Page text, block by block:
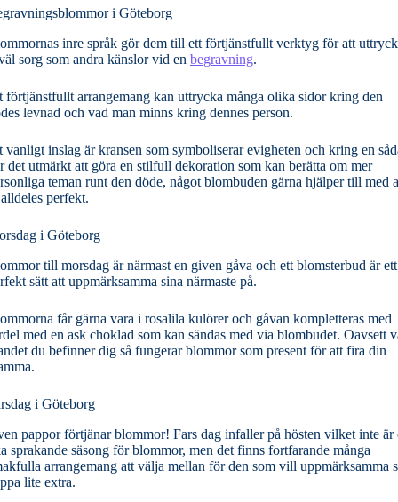
i Göteborg
inre språk gör dem till ett förtjänstfullt verktyg för att
sorg som andra känslor vid en begravning.
förtjänstfullt arrangemang kan uttrycka många olika sidor kring den
levnad och vad man minns kring dennes person.
vanligt inslag är kransen som symboliserar evigheten och kring en
det utmärkt att göra en stilfull dekoration som kan berätta om mer
teman runt den döde, något blombuden gärna hjälper till med
perfekt.
i Göteborg
till morsdag är närmast en given gåva och ett blomsterbud är ett
sätt att uppmärksamma sina närmaste på.
får gärna vara i rosalila kulörer och gåvan kompletteras med
med en ask choklad som kan sändas med via blombudet. Oavsett
du befinner dig så fungerar blommor som present för att fira din
i Göteborg
pappor förtjänar blommor! Fars dag infaller på hösten vilket inte är
sprakande säsong för blommor, men det finns fortfarande många
arrangemang att välja mellan för den som vill uppmärksamma
lite extra.